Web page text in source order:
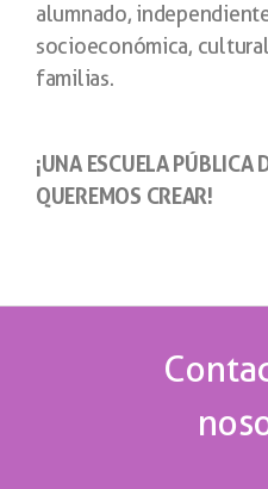
alumnado,
socioeconómica,
familias.
¡UNA ESCUELA PÚBLICA
QUEREMOS CREAR!